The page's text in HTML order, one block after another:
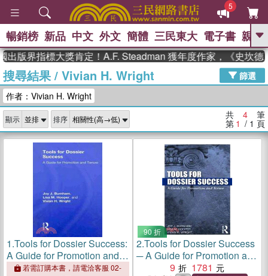
5
GO
熱搜： 東野圭吾 高希均教授回憶錄
、 The Odyssey 、 父親節 、 如果歷
獎 臺灣漫遊錄 、 方念華 、 台灣的李
登輝時代
數學女孩：黎曼猜想 、
偉大的迷走神經
暢銷榜 新品 中文 外文 簡體 三民東大 電子書 親子
版界指標大獎肯定！A.F. Steadman 獲年度作家，《史坎德
搜尋結果/ Vivian H. Wright
篩選
作者：Vivian H. Wright
顯示 排序 共 4 筆
第 1 / 1 頁
1.Tools for Dossier Success:
A Guide for Promotion and
Tenure
若需訂購本書，請電洽客服 02-
90 折
2.Tools for Dossier Success
─ A Guide for Promotion and
9 1781